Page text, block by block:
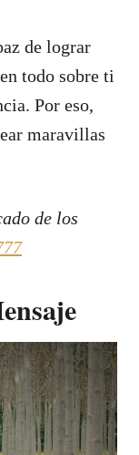
de lograr
todo sobre ti
Por eso,
maravillas
de los